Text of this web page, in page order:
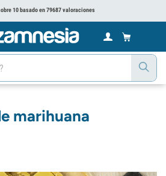
10 basado en 79687 valoraciones
marihuana